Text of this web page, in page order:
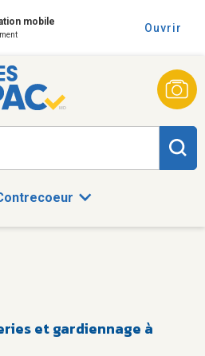
mobile Ouvrir
et gardiennage à